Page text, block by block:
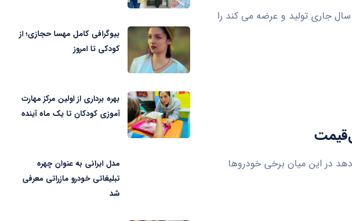
جاری تولید و عرضه می کند را
در این میان برخی خودروها
بیوگرافی کامل مهسا حجازی؛ از
کودکی تا امروز
بهره برداری از اولین مرکز مهارت
آموزی کودکان تا یک ماه آینده
مدل ایرانی به عنوان چهره
تبلیغاتی خودرو مازراتی معرفی
شد